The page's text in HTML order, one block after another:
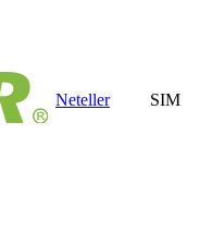
Neteller SIM